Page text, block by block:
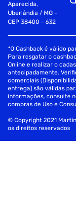
Aparecida,
Uberlândia / MG -
CEP 38400 - 632
*O Cashback é válido
Para resgatar o
Online e realizar o
antecipadamente.
comerciais
entrega) são válidas
informações, consulte
compras de Uso e
© Copyright 2021
os direitos reservados